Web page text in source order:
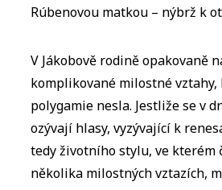
Rúbenovou matkou – nýbrž k
V Jákobově rodině opakovaně
komplikované milostné vztahy,
polygamie nesla. Jestliže se v
ozývají hlasy, vyzývající k
tedy životního stylu, ve kterém
několika milostných vztazích,